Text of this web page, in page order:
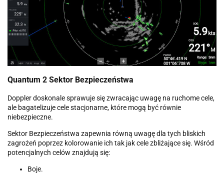
Quantum 2 Sektor Bezpieczeństwa
Doppler doskonale sprawuje się zwracając uwagę na ruchome cele,
ale bagatelizuje cele stacjonarne, które mogą być równie
niebezpieczne.
Sektor Bezpieczeństwa zapewnia równą uwagę dla tych bliskich
zagrożeń poprzez kolorowanie ich tak jak cele zbliżające się. Wśród
potencjalnych celów znajdują się:
Boje.